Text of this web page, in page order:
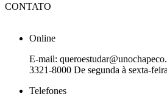
CONTATO
Online
E-mail:
3321-8000 De segunda à sexta-
Telefones